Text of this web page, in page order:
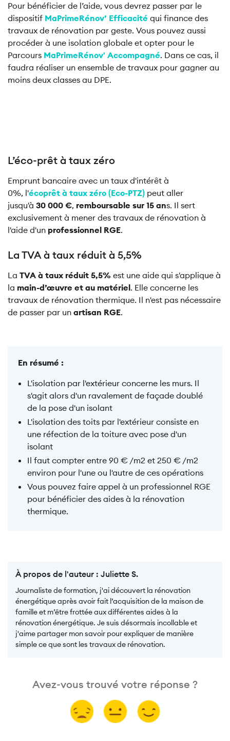
Pour bénéficier de l’aide, vous devrez passer par le
dispositif MaPrimeRénov’ Efficacité qui finance des
travaux de rénovation par geste. Vous pouvez aussi
procéder à une isolation globale et opter pour le
Parcours MaPrimeRénov' Accompagné. Dans ce cas, il
faudra réaliser un ensemble de travaux pour gagner au
moins deux classes au DPE.
L’éco-prêt à taux zéro
Emprunt bancaire avec un taux d'intérêt à
0%, l'écoprêt à taux zéro (Eco-PTZ) peut aller
jusqu'à 30 000 €, remboursable sur 15 ans. Il sert
exclusivement à mener des travaux de rénovation à
l'aide d'un professionnel RGE.
La TVA à taux réduit à 5,5%
La TVA à taux réduit 5,5% est une aide qui s'applique à
la main-d’œuvre et au matériel. Elle concerne les
travaux de rénovation thermique. Il n'est pas nécessaire
de passer par un artisan RGE.
En résumé :
L'isolation par l'extérieur concerne les murs. Il
s'agit alors d'un ravalement de façade doublé
de la pose d'un isolant
L'isolation des toits par l'extérieur consiste en
une réfection de la toiture avec pose d'un
isolant
Il faut compter entre 90 € /m2 et 250 € /m2
environ pour l'une ou l'autre de ces opérations
Vous pouvez faire appel à un professionnel RGE
pour bénéficier des aides à la rénovation
thermique.
À propos de l'auteur : Juliette S.
Journaliste de formation, j'ai découvert la rénovation
énergétique après avoir fait l’acquisition de la maison de
famille et m’être frottée aux différentes aides à la
rénovation énergétique. Je suis désormais incollable et
j'aime partager mon savoir pour expliquer de manière
simple ce que sont les travaux de rénovation.
Avez-vous trouvé votre réponse ?